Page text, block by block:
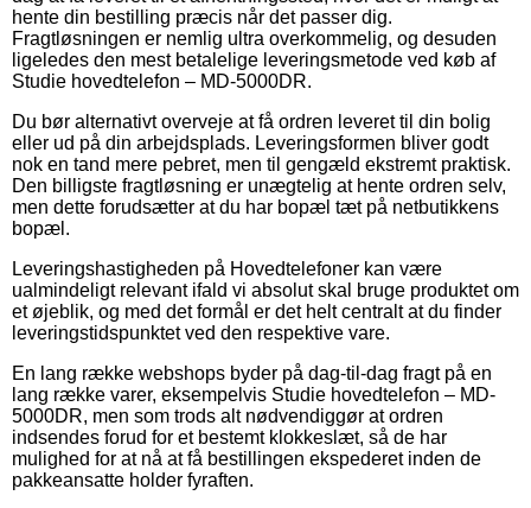
hente din bestilling præcis når det passer dig.
Fragtløsningen er nemlig ultra overkommelig, og desuden
ligeledes den mest betalelige leveringsmetode ved køb af
Studie hovedtelefon – MD-5000DR.
Du bør alternativt overveje at få ordren leveret til din bolig
eller ud på din arbejdsplads. Leveringsformen bliver godt
nok en tand mere pebret, men til gengæld ekstremt praktisk.
Den billigste fragtløsning er unægtelig at hente ordren selv,
men dette forudsætter at du har bopæl tæt på netbutikkens
bopæl.
Leveringshastigheden på Hovedtelefoner kan være
ualmindeligt relevant ifald vi absolut skal bruge produktet om
et øjeblik, og med det formål er det helt centralt at du finder
leveringstidspunktet ved den respektive vare.
En lang række webshops byder på dag-til-dag fragt på en
lang række varer, eksempelvis Studie hovedtelefon – MD-
5000DR, men som trods alt nødvendiggør at ordren
indsendes forud for et bestemt klokkeslæt, så de har
mulighed for at nå at få bestillingen ekspederet inden de
pakkeansatte holder fyraften.